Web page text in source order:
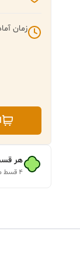
زمان
هر
۴ قسط ماهانه. بدون سود، چک و ضامن.